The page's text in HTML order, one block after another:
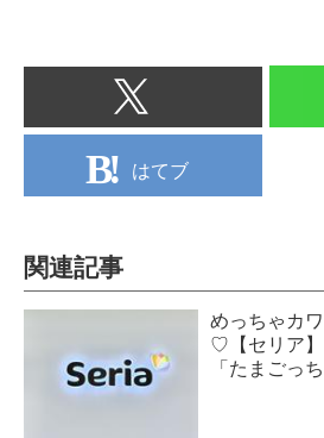
はてブ
関連記事
めっちゃカ
♡【セリア】
「たまごっ